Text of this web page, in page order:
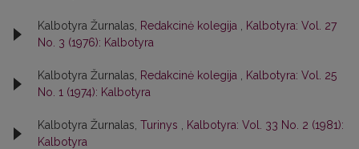
Kalbotyra Žurnalas, Redakcinė kolegija
Kalbotyra: Vol. 27
No. 3 (1976): Kalbotyra
Kalbotyra Žurnalas, Redakcinė kolegija
Kalbotyra: Vol. 25
No. 1 (1974): Kalbotyra
Kalbotyra Žurnalas, Turinys
Kalbotyra: Vol. 33 No. 2 (1981):
Kalbotyra